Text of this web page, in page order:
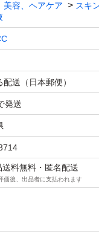
美容、ヘアケア
スキ
配送（日本郵便）
発送
料無料・匿名配送
価後、出品者に支払われます